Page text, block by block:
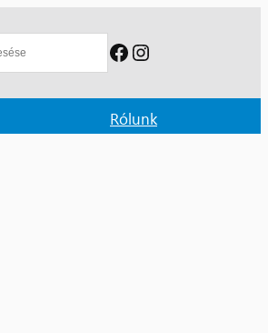
Facebook
Instagram
Rólunk